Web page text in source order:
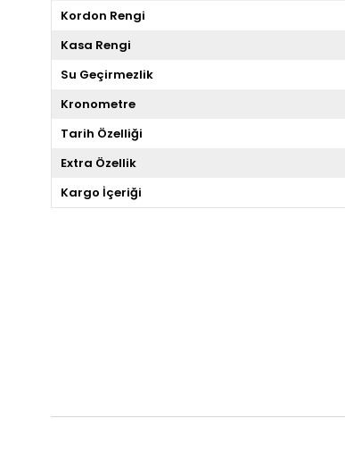
Kordon Rengi
Kasa Rengi
Su Geçirmezlik
Kronometre
Tarih Özelliği
Extra Özellik
Kargo İçeriği